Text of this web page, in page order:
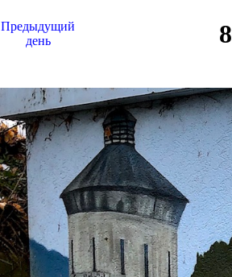
Предыдущий
день